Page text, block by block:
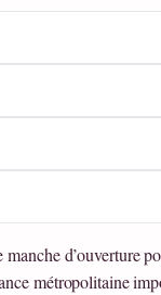
d’ouverture
métropolitaine